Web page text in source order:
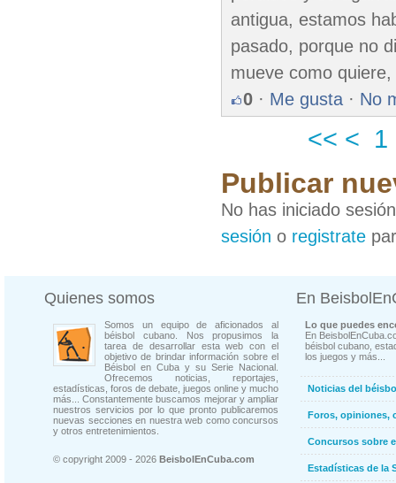
antigua, estamos
pasado, porque no
mueve como
0 · Me gusta · No
<< < 1
Publicar
No has iniciado
sesión o registrate
Quienes somos
Somos un equipo de aficionados al
béisbol cubano. Nos propusimos la
tarea de desarrollar esta web con el
objetivo de brindar información sobre el
Béisbol en Cuba y su Serie Nacional.
Ofrecemos noticias, reportajes,
estadísticas, foros de debate, juegos online y mucho
más... Constantemente buscamos mejorar y ampliar
nuestros servicios por lo que pronto publicaremos
nuevas secciones en nuestra web como concursos
y otros entretenimientos.
© copyright 2009 - 2026 BeisbolEnCuba.com
En
Lo que puedes
En
béisbol cubano,
los juegos y más...
Noticias del
Foros, opiniones,
Concursos sobre
Estadísticas de la